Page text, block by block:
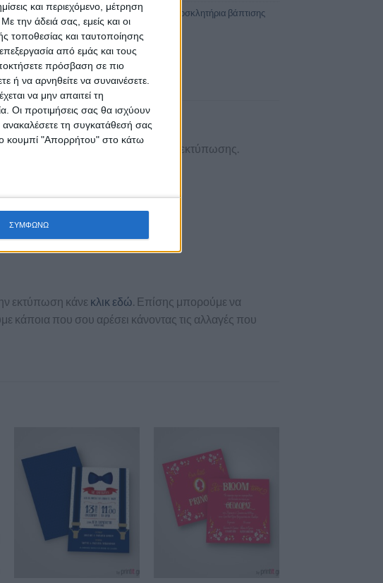
και περιεχόμενο, μέτρηση
Με την άδειά σας, εμείς και οι
τοποθεσίας και ταυτοποίησης
από εμάς και τους
πρόσβαση σε πιο
ή να αρνηθείτε να συναινέσετε.
να μην απαιτεί τη
Οι προτιμήσεις σας θα ισχύουν
ανακαλέσετε τη συγκατάθεσή σας
κουμπί "Απορρήτου" στο κάτω
ΣΥΜΦΩΝΩ
Κατηγορίες:Προσκλητήρια Βάπτισης
Προσκλητήρια βάπτισης
για Αγόρι
το φάκελό του. Κορυφαία ποιότητα εκτύπωσης.
παρέλαβε στο χώρο σου
εκτύπωση κάνε κλικ εδώ. Επίσης μπορούμε να
κάποια που σου αρέσει κάνοντας τις αλλαγές που